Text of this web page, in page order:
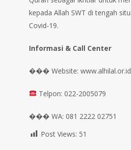
kepada Allah SWT di tengah
Covid-19.
Informasi & Call Center
��� Website: www.alhilal.or.id
Telpon: 022-2005079
��� WA: 081 2222 02751
Post Views: 51